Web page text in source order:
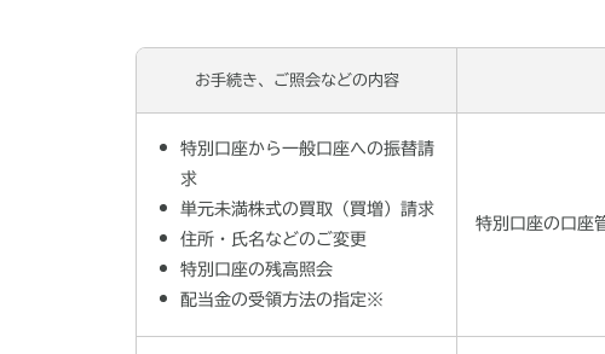
お手続き、ご照会などの内容
特別口座から一般口座への振替請
求
単元未満株式の買取（買増）請求
住所・氏名などのご変更
特別口座の残高照会
配当金の受領方法の指定※
特別口座の口座